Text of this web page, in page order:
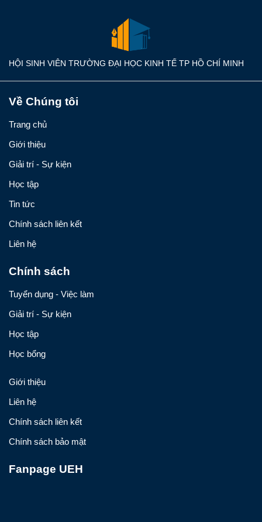
HỘI SINH VIÊN TRƯỜNG ĐẠI HỌC KINH TẾ TP HỒ CHÍ MINH
Về Chúng tôi
Trang chủ
Giới thiệu
Giải trí - Sự kiện
Học tập
Tin tức
Chính sách liên kết
Liên hệ
Chính sách
Tuyển dụng - Việc làm
Giải trí - Sự kiện
Học tập
Học bổng
Giới thiệu
Liên hệ
Chính sách liên kết
Chính sách bảo mật
Fanpage UEH